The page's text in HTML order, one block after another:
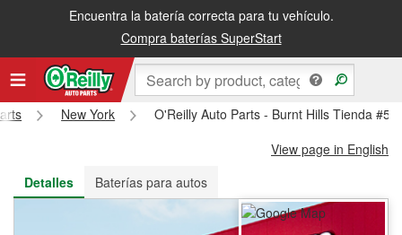
Encuentra la batería correcta para tu vehículo.
Compra baterías SuperStart
Recibe tu orden gratis al día siguiente o recógela en la tienda
New York
O'Reilly Auto Parts - Burnt Hills Tienda
View page in English
Detalles
Baterías para autos